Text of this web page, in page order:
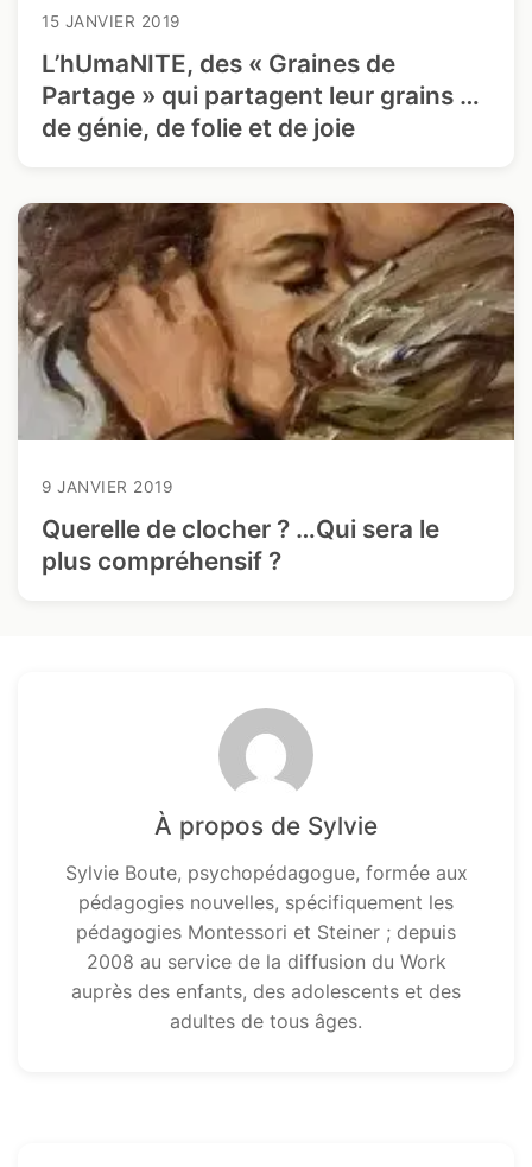
15 JANVIER 2019
L’hUmaNITE, des « Graines de
Partage » qui partagent leur grains …
de génie, de folie et de joie
9 JANVIER 2019
Querelle de clocher ? …Qui sera le
plus compréhensif ?
À propos de Sylvie
Sylvie Boute, psychopédagogue, formée aux
pédagogies nouvelles, spécifiquement les
pédagogies Montessori et Steiner ; depuis
2008 au service de la diffusion du Work
auprès des enfants, des adolescents et des
adultes de tous âges.